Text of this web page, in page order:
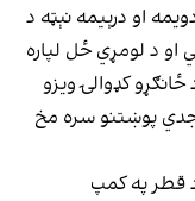
او درېیمه نېټه د
او د لومړي ځل لپاره
کډوالۍ ویزو
جدي پوښتنو سره مخ
لا هم د قطر په کمپ